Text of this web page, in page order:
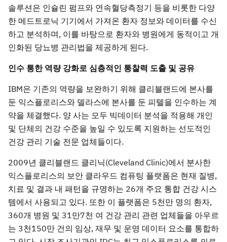
솔루션은 인슐린 펌프와 연속혈당측정기 등을 비롯한 다양
한 메드트로닉 기기에서 가져온 환자 정보와 데이터를 수신
하고 분석하며, 이를 바탕으로 환자와 병원에게 동적이고 개
인화된 당뇨병 관리법을 제공하게 된다.
인수 통한 역량 강화로 심층적인 통찰력 도출 및 공유
IBM은 기존의 역량을 보완하기 위해 클리블랜드에 본사를
둔 익스플로리스와 델라스에 본사를 둔 피텔을 인수하는 계
약을 체결했다. 양 사는 모두 빅데이터 분석을 적용해 개인
및 단체의 건강 수준을 높일 수 있도록 지원하는 선도적인
건강 관리 기술 전문 업체들이다.
2009년 클리블랜드 클리닉(Cleveland Clinic)에서 분사한
익스플로리스의 보안 클라우드 컴퓨팅 플랫폼은 현재 질병,
치료 및 결과 내 패턴을 규명하는 26개 주요 통합 건강 시스
템에서 사용되고 있다. 또한 이 플랫폼은 5천만 명의 환자,
360개 병원 및 31만7천 여 건강 관리 관련 업체들을 아우르
는 3천150만 건의 임상, 재무 및 운영 데이터 요소를 통합하